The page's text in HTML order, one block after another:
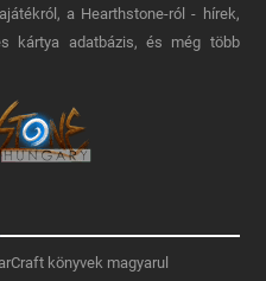
a Hearthstone-ról - hírek,
kártya adatbázis, és még több
könyvek magyarul